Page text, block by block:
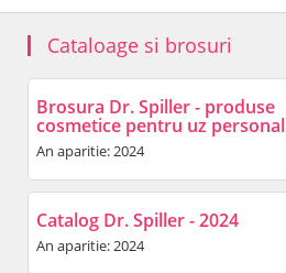
Cataloage si brosuri
Brosura Dr. Spiller - produse
cosmetice pentru uz personal
An aparitie: 2024
Catalog Dr. Spiller - 2024
An aparitie: 2024